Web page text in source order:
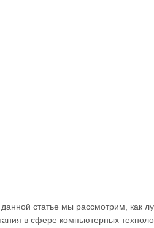
статье мы рассмотрим, как
в сфере компьютерных